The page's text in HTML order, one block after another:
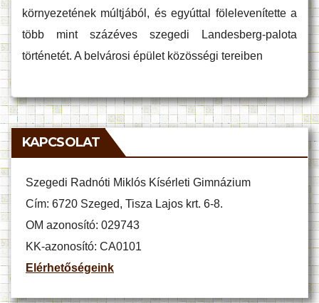
környezetének múltjából, és egyúttal fölelevenítette a
több mint százéves szegedi Landesberg-palota
történetét. A belvárosi épület közösségi tereiben
KAPCSOLAT
Szegedi Radnóti Miklós Kísérleti Gimnázium
Cím: 6720 Szeged, Tisza Lajos krt. 6-8.
OM azonosító: 029743
KK-azonosító: CA0101
Elérhetőségeink